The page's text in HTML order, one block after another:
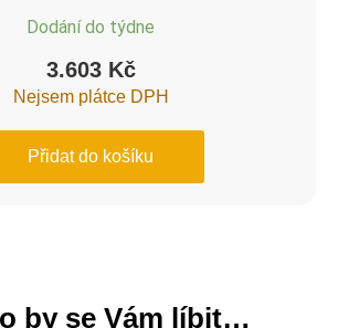
Dodání do týdne
3.603 Kč
Nejsem plátce DPH
Přidat do košíku
by se Vám líbit…